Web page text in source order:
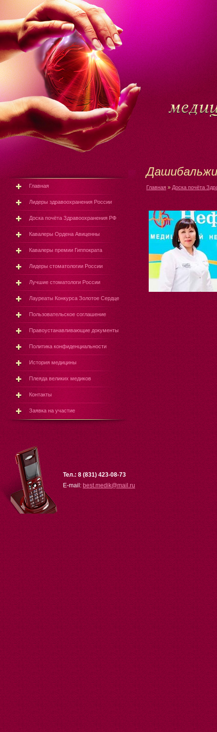
Главная » Доска почёта
Главная
Лидеры здравоохранения России
Доска почёта Здравоохранения РФ
Кавалеры Ордена Авиценны
Кавалеры премии Гиппократа
Лидеры стоматологии России
Лучшие стоматологи России
Лауреаты Конкурса Золотое Сердце
Пользовательское соглашение
Правоустанавливающие документы
Политика конфиденциальности
История медицины
Плеяда великих медиков
Контакты
Заявка на участие
Тел.: 8 (831) 423-08-73
E-mail: best.medik@mail.ru